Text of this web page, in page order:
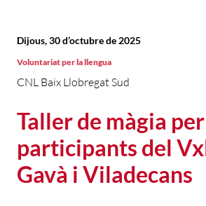
Taller de màgia
participants del
Gavà i Viladecans
CNL Baix Llobregat Sud
Dijous, 30 d’octubre de 2025
Voluntariat per la llengua